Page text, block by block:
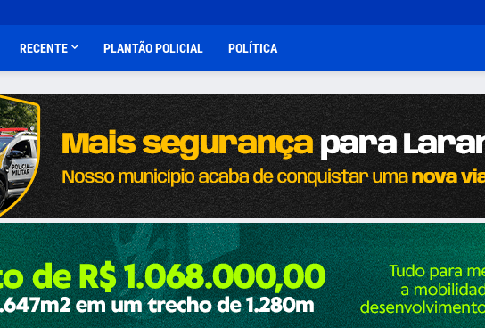
RECENTE PLANTÃO POLICIAL POLÍTICA